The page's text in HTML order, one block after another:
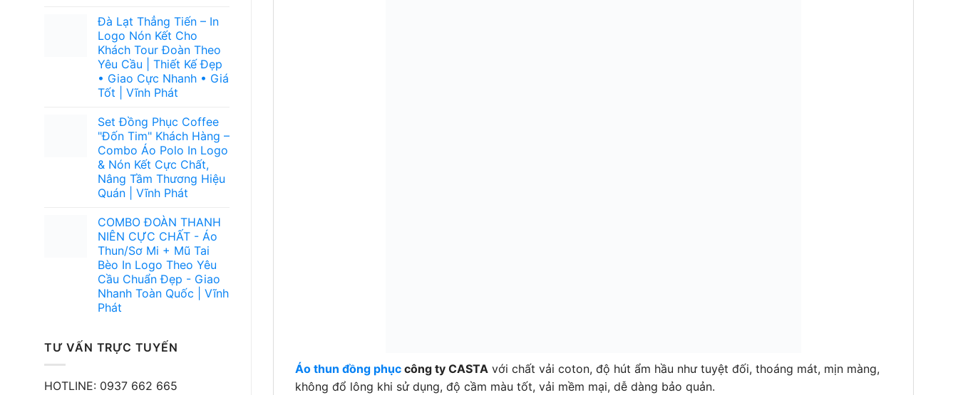
Đà Lạt Thẳng Tiến – In
Logo Nón Kết Cho
Khách Tour Đoàn Theo
Yêu Cầu | Thiết Kế Đẹp
• Giao Cực Nhanh • Giá
Tốt | Vĩnh Phát
Set Đồng Phục Coffee
"Đốn Tim" Khách Hàng –
Combo Áo Polo In Logo
& Nón Kết Cực Chất,
Nâng Tầm Thương Hiệu
Quán | Vĩnh Phát
COMBO ĐOÀN THANH
NIÊN CỰC CHẤT - Áo
Thun/Sơ Mi + Mũ Tai
Bèo In Logo Theo Yêu
Cầu Chuẩn Đẹp - Giao
Nhanh Toàn Quốc | Vĩnh
Phát
TƯ VẤN TRỰC TUYẾN
HOTLINE: 0937 662 665
Áo thun đồng phục công ty CASTA với chất vải coton, độ hút ẩm hầu như tuyệt đối, thoáng mát, mịn màng,
không đổ lông khi sử dụng, độ cầm màu tốt, vải mềm mại, dễ dàng bảo quản.